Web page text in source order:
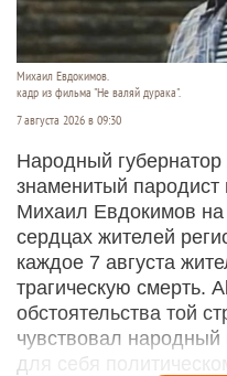
Михаил Евдокимов.
кадр из фильма "Не валяй дурака".
7 августа 2026 в 09:30
Народный губернатор
знаменитый
Михаил Евдокимов на
сердцах жителей
каждое 7 августа
трагическую смерть.
обстоятельства той
чувствовал
для себя